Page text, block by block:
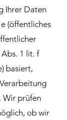
Ihrer Daten
(öffentliches
1 lit. f
basiert,
Wir prüfen
ob wir